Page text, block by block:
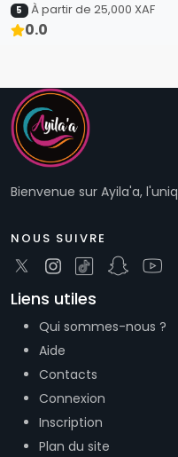
5 À partir de 25,000 XAF
0.0
Bienvenue sur Ayila'a,
NOUS SUIVRE
Liens utiles
Qui sommes-nous ?
Aide
Contacts
Connexion
Inscription
Plan du site